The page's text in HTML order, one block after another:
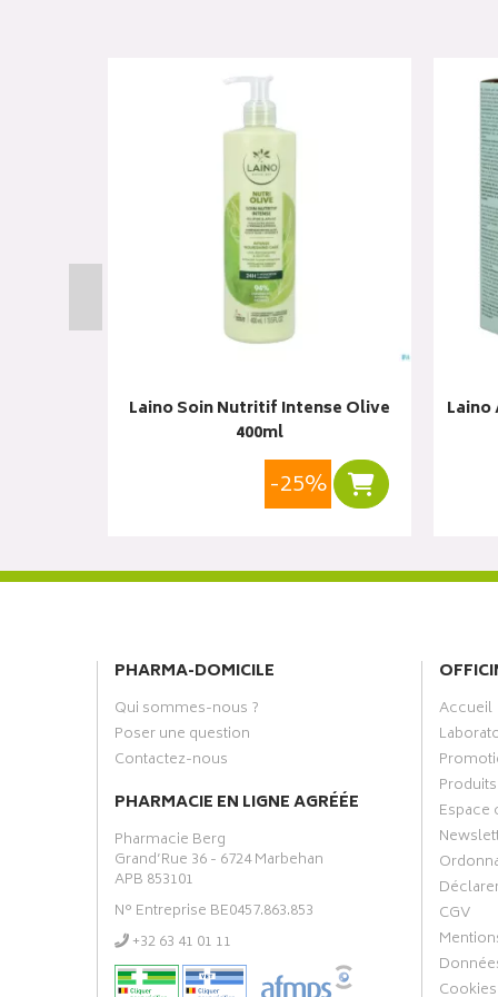
Laino Soin Nutritif Intense Olive
400ml
-25% Ajouter au panier
Laino
PHARMA-DOMICILE
Qui sommes-nous ?
Poser une question
Contactez-nous
PHARMACIE EN LIGNE AGRÉÉE
Pharmacie Berg
Grand’Rue 36 - 6724 Marbehan
APB 853101
N° Entreprise BE0457.863.853
‭+32 63 41 01 11‬
Accueil
Espace
CGV
Cookies